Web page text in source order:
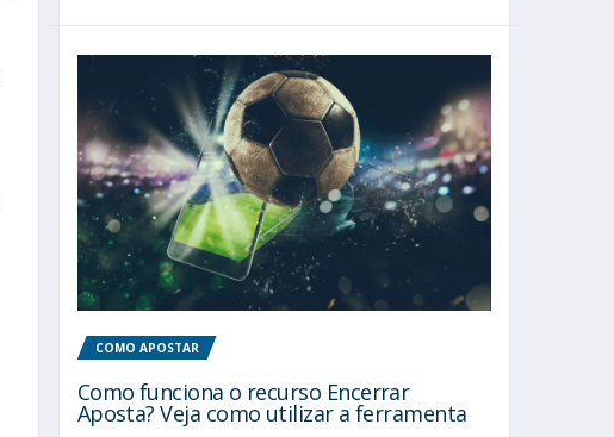
COMO APOSTAR
Como funciona o recurso Encerrar
Aposta? Veja como utilizar a ferramenta